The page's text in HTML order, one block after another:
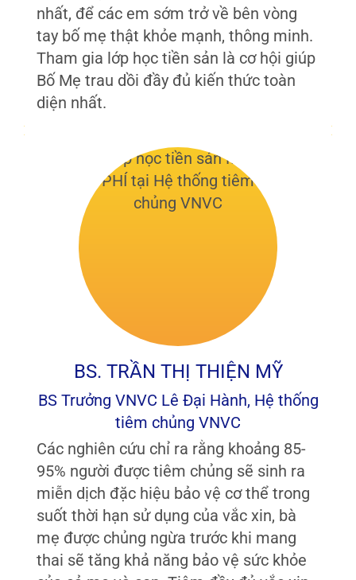
nhất, để các em sớm trở về bên vòng
tay bố mẹ thật khỏe mạnh, thông minh.
Tham gia lớp học tiền sản là cơ hội giúp
Bố Mẹ trau dồi đầy đủ kiến thức toàn
diện nhất.
BS. TRẦN THỊ THIỆN MỸ
BS Trưởng VNVC Lê Đại Hành, Hệ thống
tiêm chủng VNVC
Các nghiên cứu chỉ ra rằng khoảng 85-
95% người được tiêm chủng sẽ sinh ra
miễn dịch đặc hiệu bảo vệ cơ thể trong
suốt thời hạn sử dụng của vắc xin, bà
mẹ được chủng ngừa trước khi mang
thai sẽ tăng khả năng bảo vệ sức khỏe